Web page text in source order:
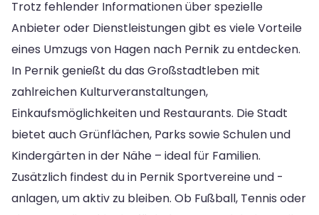
Trotz fehlender Informationen über spezielle
Anbieter oder Dienstleistungen gibt es viele Vorteile
eines Umzugs von Hagen nach Pernik zu entdecken.
In Pernik genießt du das Großstadtleben mit
zahlreichen Kulturveranstaltungen,
Einkaufsmöglichkeiten und Restaurants. Die Stadt
bietet auch Grünflächen, Parks sowie Schulen und
Kindergärten in der Nähe – ideal für Familien.
Zusätzlich findest du in Pernik Sportvereine und -
anlagen, um aktiv zu bleiben. Ob Fußball, Tennis oder